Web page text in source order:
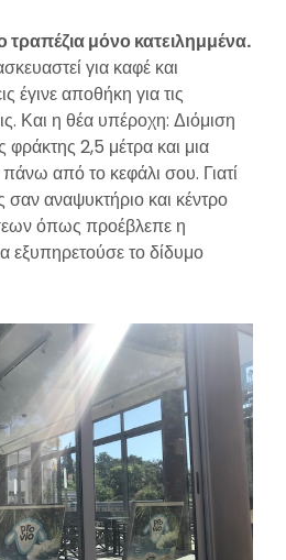
μόνο κατειλημμένα.
για καφέ και
έγινε αποθήκη για τις
Και η θέα υπέροχη: Διόμιση
φράκτης 2,5 μέτρα και μια
από το κεφάλι σου. Γιατί
σαν αναψυκτήριο και κέντρο
όπως προέβλεπε η
εξυπηρετούσε το δίδυμο